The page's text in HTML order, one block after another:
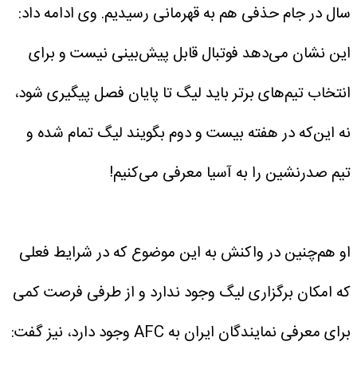
سال در جام‌ حذفی هم به قهرمانی رسیدیم. وی ادامه داد:
این نشان می‌دهد فوتبال قابل پیش‌بینی نیست و برای
انتخاب تیم‌های برتر باید لیگ تا پایان فصل پیگیری شود،
نه این‌که در هفته بیست‌ و دوم بگویند لیگ تمام شده و
تیم صدرنشین را به آسیا معرفی می‌کنیم!
او هم‌چنین در واکنش به این موضوع که در شرایط فعلی
که امکان برگزاری لیگ وجود ندارد و از طرفی فرصت کمی
برای معرفی نمایندگان ایران به AFC وجود دارد، نیز گفت: